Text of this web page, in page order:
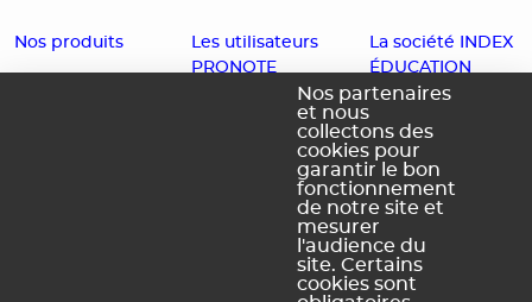
Nos produits
Les utilisateurs
PRONOTE
Enseignants
La société INDEX
ÉDUCATION
Histoire
Offres d'emploi
Contact
Accessibilité :
Partiellement
conforme
Nos partenaires
et nous
collectons des
cookies pour
garantir le bon
fonctionnement
de notre site et
mesurer
l'audience du
site. Certains
cookies sont